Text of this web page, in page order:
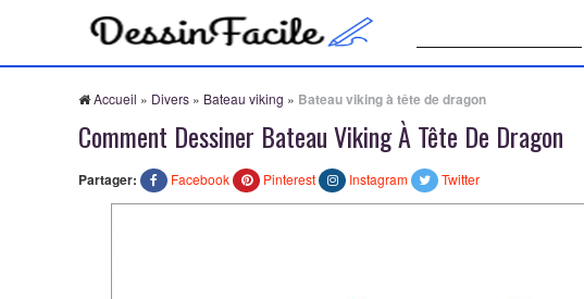
Accueil » Divers » Bateau viking » Bateau viking à tête de dragon
Comment Dessiner Bateau Viking À Tête De Dragon
Partager: Facebook Pinterest Instagram Twitter